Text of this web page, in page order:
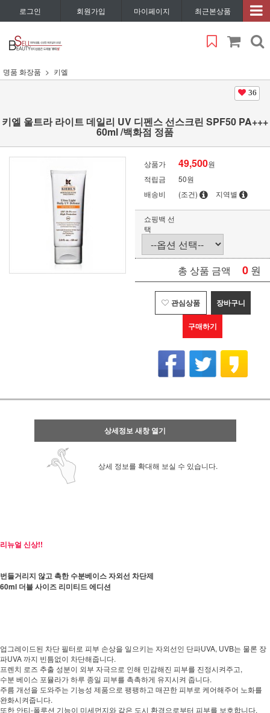
로그인 회원가입 마이페이지 최근본상품
명품 화장품 키엘
36
키엘 울트라 라이트 데일리 UV 디펜스 선스크린 SPF50 PA+++
60ml /백화점 정품
상품가 49,500원
적립금
50원
배송비
(조건) 지역별
쇼핑백 선
택
총 상품 금액 0 원
관심상품 장바구니
구매하기
상세정보 새창 열기
상세 정보를 확대해 보실 수 있습니다.
리뉴얼 신상!!
번들거리지 않고 촉한 수분베이스 자외선 차단제
60ml 더블 사이즈 리미티드 에디션
업그레이드된 차단 필터로 피부 손상을 일으키는 자외선인 단파UVA, UVB는 물론 장
파UVA 까지 빈틈없이 차단해줍니다.
프렌치 로즈 추출 성분이 외부 자극으로 인해 민감해진 피부를 진정시켜주고,
수분 베이스 포뮬라가 하루 종일 피부를 촉촉하게 유지시켜 줍니다.
주름 개선을 도와주는 기능성 제품으로 팽팽하고 매끈한 피부로 케어해주어 노화를
완화시켜줍니다.
또한 안티-폴루션 기능이 미세먼지와 같은 도시 환경으로부터 피부를 보호합니다.